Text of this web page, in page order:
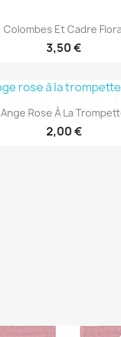
Aperçu rapide
Colombes Et Cadre
3,50 €
Aperçu rapide
Ange Rose À La
2,00 €